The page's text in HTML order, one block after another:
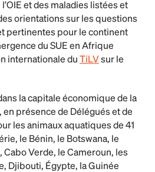
et des maladies listées et
orientations sur les questions
pertinentes pour le continent
du SUE en Afrique
internationale duTiLVsur le
la capitale économique de la
en présence de Délégués et de
les animaux aquatiques de 41
le Bénin, le Botswana, le
Cabo Verde, le Cameroun, les
Djibouti, Égypte, la Guinée